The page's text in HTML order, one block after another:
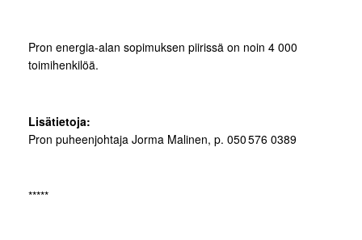
Pron energia-alan sopimuksen piirissä on noin 4 000
toimihenkilöä.
Lisätietoja:
Pron puheenjohtaja Jorma Malinen, p. 050 576 0389
*****